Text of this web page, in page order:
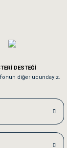
iyi.
russell köpeğim
DESTEĞİ
diğer ucundayız.